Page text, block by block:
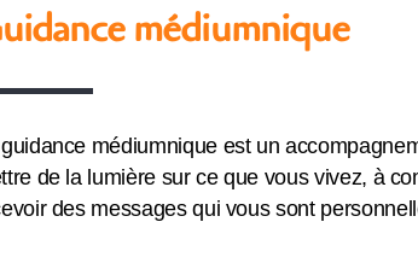
médiumnique
médiumnique est un
de la lumière sur ce que vous vivez, à
des messages qui vous sont